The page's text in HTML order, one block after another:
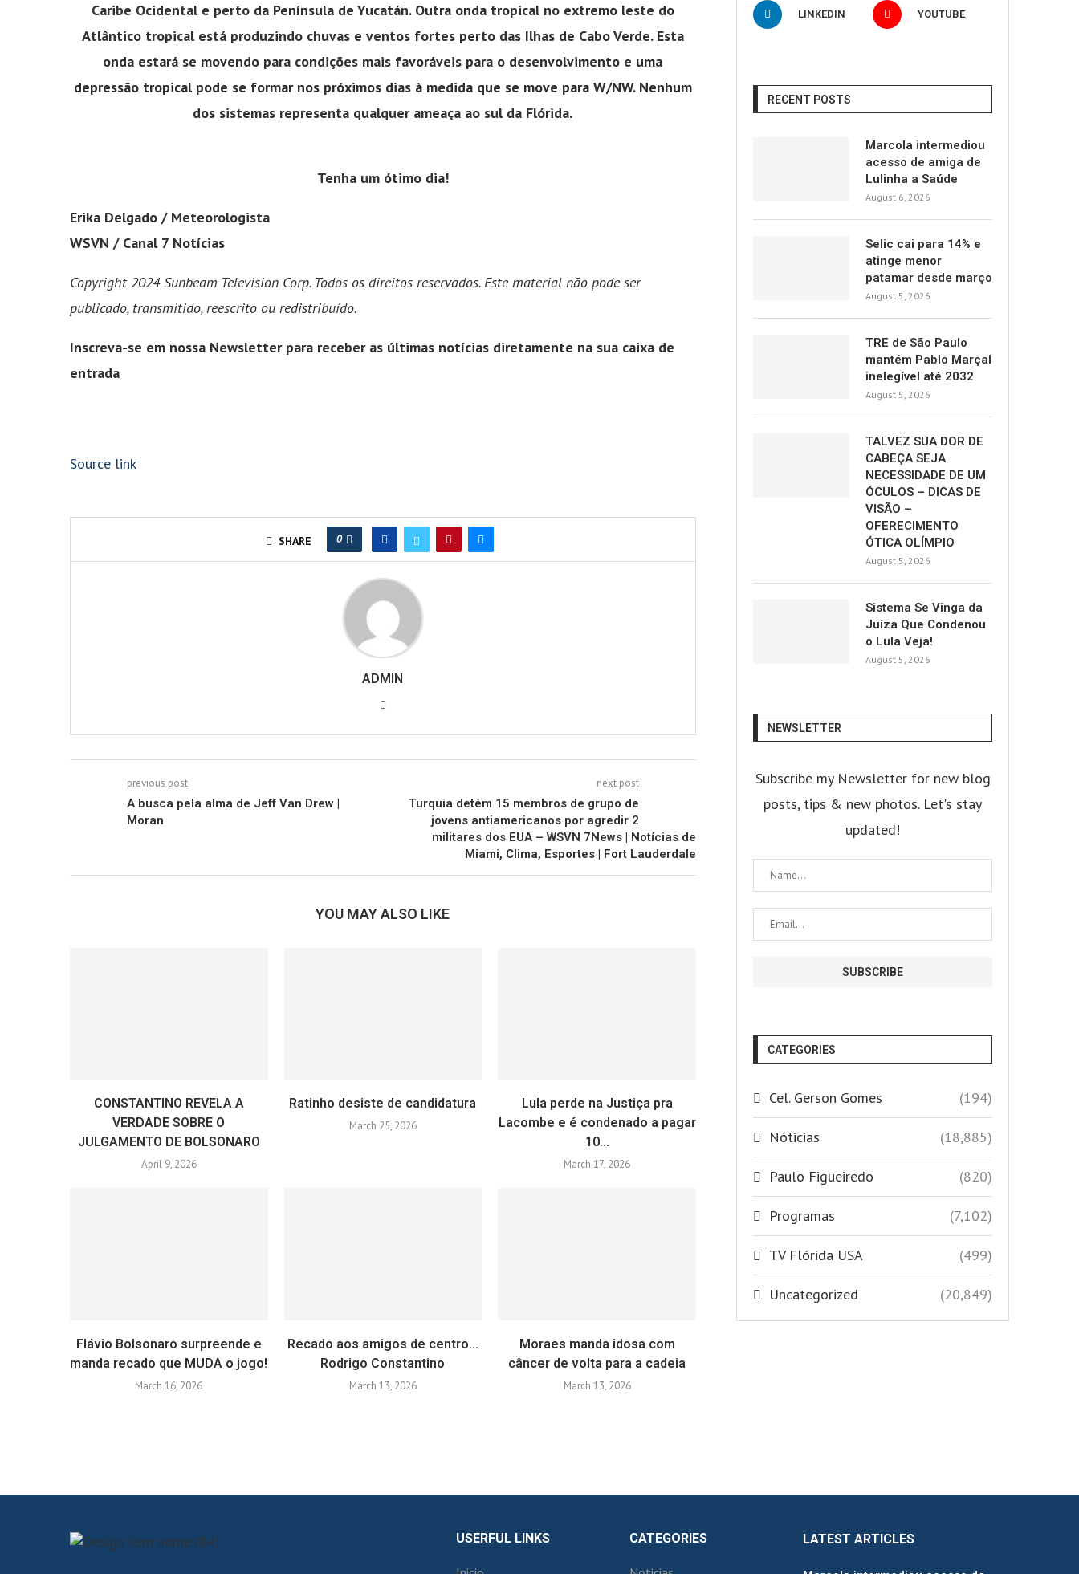
Caribe Ocidental e perto da Península de Yucatán. Outra onda tropical no extremo leste do
Atlântico tropical está produzindo chuvas e ventos fortes perto das Ilhas de Cabo Verde. Esta
onda estará se movendo para condições mais favoráveis ​​para o desenvolvimento e uma
depressão tropical pode se formar nos próximos dias à medida que se move para W/NW. Nenhum
dos sistemas representa qualquer ameaça ao sul da Flórida.
Tenha um ótimo dia!
Erika Delgado / Meteorologista
WSVN / Canal 7 Notícias
Copyright 2024 Sunbeam Television Corp. Todos os direitos reservados. Este material não pode ser
publicado, transmitido, reescrito ou redistribuído.
Inscreva-se em nossa Newsletter para receber as últimas notícias diretamente na sua caixa de
entrada
Source link
SHARE 0
ADMIN
previous post
A busca pela alma de Jeff Van Drew |
Moran
next post
Turquia detém 15 membros de grupo de
jovens antiamericanos por agredir 2
militares dos EUA – WSVN 7News | Notícias de
Miami, Clima, Esportes | Fort Lauderdale
YOU MAY ALSO LIKE
CONSTANTINO REVELA A
VERDADE SOBRE O
JULGAMENTO DE BOLSONARO
April 9, 2026
Ratinho desiste de candidatura
March 25, 2026
Lula perde na Justiça pra
Lacombe e é condenado a pagar
10...
March 17, 2026
Flávio Bolsonaro surpreende e
manda recado que MUDA o jogo!
March 16, 2026
Recado aos amigos de centro…
Rodrigo Constantino
March 13, 2026
Moraes manda idosa com
câncer de volta para a cadeia
March 13, 2026
LINKEDIN YOUTUBE
RECENT POSTS
Marcola intermediou
acesso de amiga de
Lulinha a Saúde
August 6, 2026
Selic cai para 14% e
atinge menor
patamar desde março
August 5, 2026
TRE de São Paulo
mantém Pablo Marçal
inelegível até 2032
August 5, 2026
TALVEZ SUA DOR DE
CABEÇA SEJA
NECESSIDADE DE UM
ÓCULOS – DICAS DE
VISÃO –
OFERECIMENTO
ÓTICA OLÍMPIO
August 5, 2026
Sistema Se Vinga da
Juíza Que Condenou
o Lula Veja!
August 5, 2026
NEWSLETTER
Subscribe my Newsletter for new blog
posts, tips & new photos. Let's stay
updated!
CATEGORIES
Cel. Gerson Gomes (194)
Nóticias (18,885)
Paulo Figueiredo (820)
Programas (7,102)
TV Flórida USA (499)
Uncategorized (20,849)
USERFUL LINKS CATEGORIES LATEST ARTICLES